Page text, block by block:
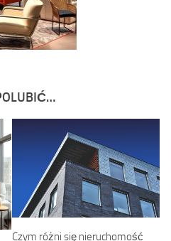
Czym różni się nieruchomość